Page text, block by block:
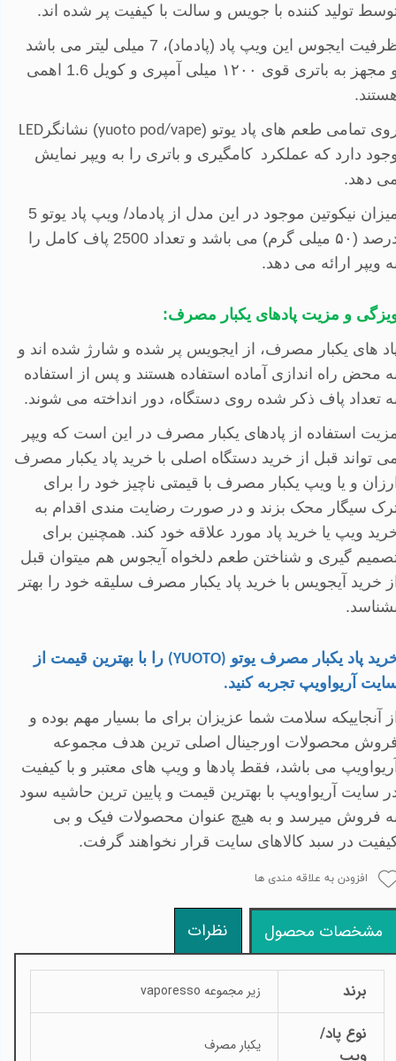
تولید کننده با جویس و سالت با کیفیت پر شده اند.
ظرفیت ایجوس این ویپ پاد (پادماد)، 7 میلی لیتر می باشد
مجهز به باتری قوی ۱۲۰۰
میلی آمپری و کویل 1.6 اهمی
تمامی طعم های پاد یوتو (yuoto pod/vape
) نشانگر LED
دارد که عملکرد کامگیری و باتری را به ویپر نمایش
دهد.
میزان نیکوتین موجود در این مدل از پادماد/ ویپ پاد یوتو 5
(۵۰
میلی گرم) می باشد و تعداد 2500 پاف کامل را
ویپر ارائه می دهد.
و مزیت پادهای یکبار مصرف:
های یکبار مصرف، از ایجویس پر شده و شارژ شده اند و
محض راه اندازی آماده استفاده هستند و پس از استفاده
تعداد پاف ذکر شده روی دستگاه، دور انداخته می شوند.
استفاده از پادهای یکبار مصرف در این است که ویپر
تواند قبل از خرید دستگاه اصلی با خرید پاد یکبار مصرف
و یا ویپ یکبار مصرف با قیمتی ناچیز خود را برای
سیگار محک بزند و در صورت رضایت مندی اقدام به
ویپ یا خرید پاد مورد علاقه خود کند. همچنین برای
گیری و شناختن طعم دلخواه آیجوس هم میتوان قبل
خرید آیجویس با خرید پاد یکبار مصرف سلیقه خود را بهتر
پاد یکبار مصرف یوتو (YUOTO) را با بهترین قیمت از
آریواویپ تجربه کنید.
آنجاییکه سلامت شما عزیزان برای ما بسیار مهم بوده و
محصولات اورجینال اصلی ترین هدف مجموعه
می باشد، فقط پادها و ویپ های معتبر و با کیفیت
سایت آریواویپ با بهترین قیمت و پایین ترین حاشیه سود
فروش میرسد و به هیچ عنوان محصولات فیک و بی
در سبد کالاهای سایت قرار نخواهند گرفت.
افزودن به علاقه مندی ها
مشخصات محصول نظرات
برند زیر مجموعه vaporesso
نوع پاد/
ویپ
یکبار مصرف